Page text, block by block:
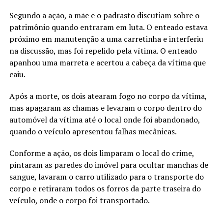
Segundo a ação, a mãe e o padrasto discutiam sobre o
patrimônio quando entraram em luta. O enteado estava
próximo em manutenção a uma carretinha e interferiu
na discussão, mas foi repelido pela vítima. O enteado
apanhou uma marreta e acertou a cabeça da vítima que
caiu.
Após a morte, os dois atearam fogo no corpo da vítima,
mas apagaram as chamas e levaram o corpo dentro do
automóvel da vítima até o local onde foi abandonado,
quando o veículo apresentou falhas mecânicas.
Conforme a ação, os dois limparam o local do crime,
pintaram as paredes do imóvel para ocultar manchas de
sangue, lavaram o carro utilizado para o transporte do
corpo e retiraram todos os forros da parte traseira do
veículo, onde o corpo foi transportado.